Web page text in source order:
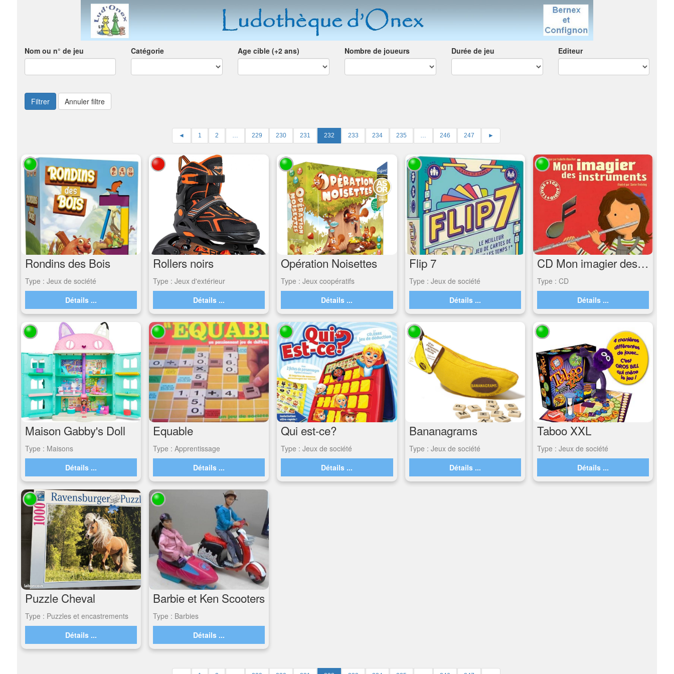
Nom ou n° de jeu Catégorie Age cible (+2 ans) Nombre de joueurs Durée de jeu Editeur
Filtrer Annuler filtre
◄ 1 2 … 229 230 231 232 233 234 235 … 246 247 ►
Rondins des Bois
Type : Jeux de société
Détails ...
Rollers noirs
Type : Jeux d'extérieur
Détails ...
Opération Noisettes
Type : Jeux coopératifs
Détails ...
Flip 7
Type : Jeux de société
Détails ...
CD Mon imagier des instruments
Type : CD
Détails ...
Maison Gabby's Doll
Type : Maisons
Détails ...
Equable
Type : Apprentissage
Détails ...
Qui est-ce?
Type : Jeux de société
Détails ...
Bananagrams
Type : Jeux de société
Détails ...
Taboo XXL
Type : Jeux de société
Détails ...
Puzzle Cheval
Type : Puzzles et encastrements
Détails ...
Barbie et Ken Scooters
Type : Barbies
Détails ...